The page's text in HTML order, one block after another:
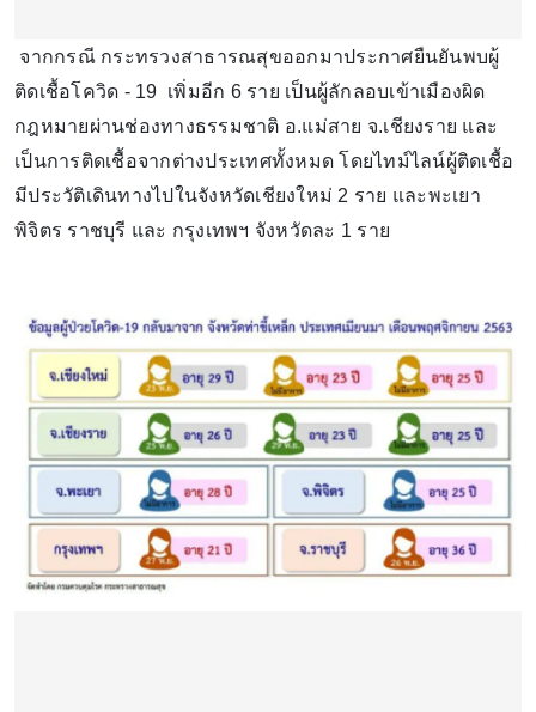
จากกรณี กระทรวงสาธารณสุขออกมาประกาศยืนยันพบผู้
ติดเชื้อโควิด - 19 เพิ่มอีก 6 ราย เป็นผู้ลักลอบเข้าเมืองผิด
กฎหมายผ่านช่องทางธรรมชาติ อ.แม่สาย จ.เชียงราย และ
เป็นการติดเชื้อจากต่างประเทศทั้งหมด โดยไทม์ไลน์ผู้ติดเชื้อ
มีประวัติเดินทางไปในจังหวัดเชียงใหม่ 2 ราย และพะเยา
พิจิตร ราชบุรี และ กรุงเทพฯ จังหวัดละ 1 ราย